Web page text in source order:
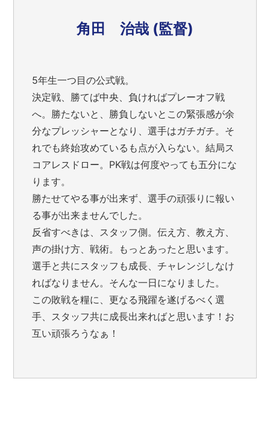
角田 治哉 (監督)
5年生一つ目の公式戦。
決定戦、勝てば中央、負ければプレーオフ戦
へ。勝たないと、勝負しないとこの緊張感が余
分なプレッシャーとなり、選手はガチガチ。そ
れでも終始攻めているも点が入らない。結局ス
コアレスドロー。PK戦は何度やっても五分にな
ります。
勝たせてやる事が出来ず、選手の頑張りに報い
る事が出来ませんでした。
反省すべきは、スタッフ側。伝え方、教え方、
声の掛け方、戦術。もっとあったと思います。
選手と共にスタッフも成長、チャレンジしなけ
ればなりません。そんな一日になりました。
この敗戦を糧に、更なる飛躍を遂げるべく選
手、スタッフ共に成長出来ればと思います！お
互い頑張ろうなぁ！